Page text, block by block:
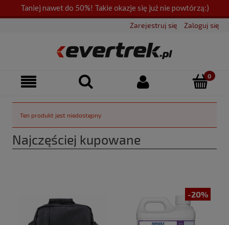
Taniej nawet do 50%! Takie okazje się już nie powtórzą:)
Zarejestruj się Zaloguj się
Ten produkt jest niedostępny
Najczęściej kupowane
-20%